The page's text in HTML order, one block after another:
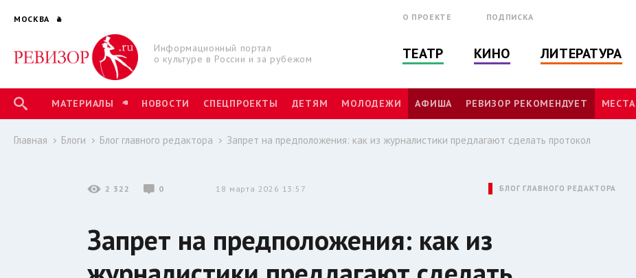
МОСКВА
Информационный портал
о культуре в России и за рубежом
О ПРОЕКТЕ ПОДПИСКА
ТЕАТР КИНО ЛИТЕРАТУРА
МАТЕРИАЛЫ НОВОСТИ СПЕЦПРОЕКТЫ ДЕТЯМ МОЛОДЕЖИ АФИША РЕВИЗОР РЕКОМЕНДУЕТ МЕСТА
Главная Блоги Блог главного редактора Запрет на предположения: как из журналистики предлагают сделать протокол
2 322 0 18 марта 2026 13:57 БЛОГ ГЛАВНОГО РЕДАКТОРА
Запрет на предположения: как из